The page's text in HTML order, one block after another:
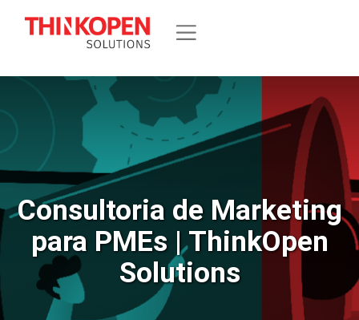
Consultoria de Marketing
para PMEs | ThinkOpen
Solutions